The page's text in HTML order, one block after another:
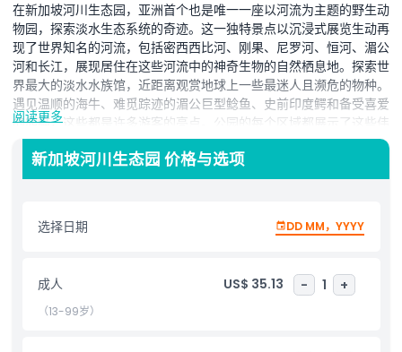
在新加坡河川生态园，亚洲首个也是唯一一座以河流为主题的野生动
物园，探索淡水生态系统的奇迹。这一独特景点以沉浸式展览生动再
现了世界知名的河流，包括密西西比河、刚果、尼罗河、恒河、湄公
河和长江，展现居住在这些河流中的神奇生物的自然栖息地。探索世
界最大的淡水水族馆，近距离观赏地球上一些最迷人且濒危的物种。
遇见温顺的海牛、难觅踪迹的湄公巨型鲶鱼、史前印度鳄和备受喜爱
的熊猫，这些都是许多游客的亮点。公园的每个区域都展示了这些伟
大河流的美丽、生物多样性及其重要性，为各年龄层提供寓教于乐的
体验。无论您是在茂密的栖息地漫步，还是在壮观的水下展示中观察
水生生物，河川生态园都为自然爱好者、家庭和好奇的探险者提供了
保护生态的启发课程。
亮点
阅读更多
新加坡河川生态园 价格与选项
选择日期 DD MM，YYYY
成人 US$ 35.13 - 1 +
（13-99岁）